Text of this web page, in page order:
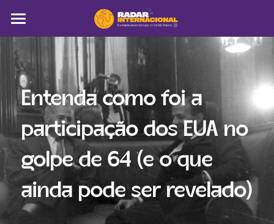
Sobre
Colunistas
América Latina
Notícias
Artigos
Pega a visão
Entenda como foi a
participação dos EUA no
golpe de 64 (e o que
ainda pode ser revelado)